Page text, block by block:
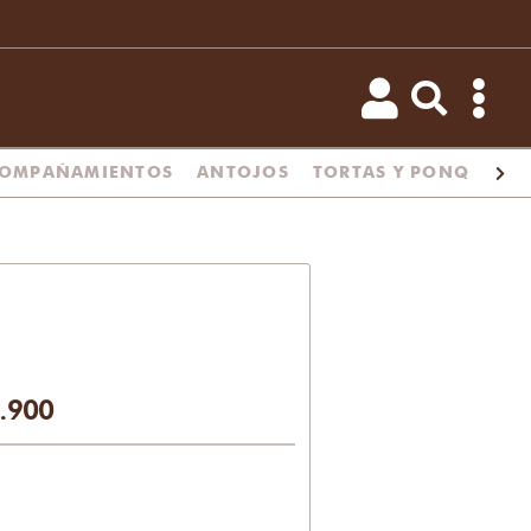
ANTOJOS TORTAS Y PONQUÉS